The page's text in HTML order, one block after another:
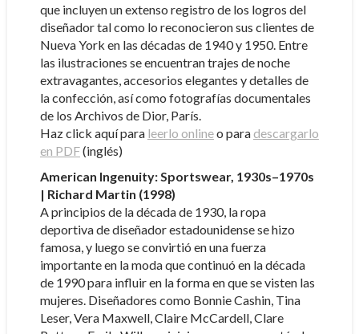
que incluyen un extenso registro de los logros del
diseñador tal como lo reconocieron sus clientes de
Nueva York en las décadas de 1940 y 1950. Entre
las ilustraciones se encuentran trajes de noche
extravagantes, accesorios elegantes y detalles de
la confección, así como fotografías documentales
de los Archivos de Dior, París.
Haz click aquí para leerlo onlineo para descargarlo
en PDF(inglés)
American Ingenuity: Sportswear, 1930s–1970s
| Richard Martin (1998)
A principios de la década de 1930, la ropa
deportiva de diseñador estadounidense se hizo
famosa, y luego se convirtió en una fuerza
importante en la moda que continuó en la década
de 1990 para influir en la forma en que se visten las
mujeres. Diseñadores como Bonnie Cashin, Tina
Leser, Vera Maxwell, Claire McCardell, Clare